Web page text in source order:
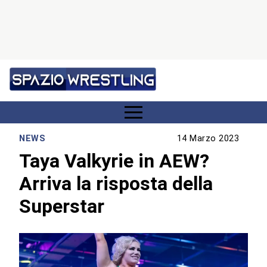
NEWS 14 Marzo 2023
Taya Valkyrie in AEW?
Arriva la risposta della
Superstar